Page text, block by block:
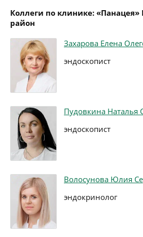
Коллеги по клинике:
район
Захарова Елена
эндоскопист
Пудовкина Наталья
эндоскопист
Волосунова Юлия
эндокринолог